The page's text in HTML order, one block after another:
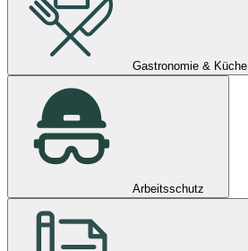
Gastronomie & Küche
Arbeitsschutz